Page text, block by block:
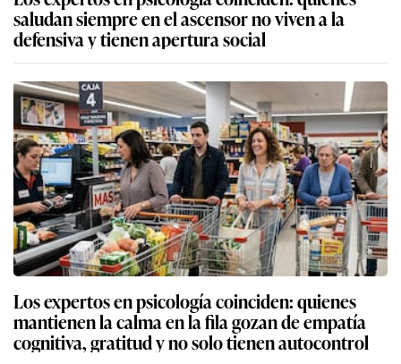
saludan siempre en el ascensor no viven a la
defensiva y tienen apertura social
Los expertos en psicología coinciden: quienes
mantienen la calma en la fila gozan de empatía
cognitiva, gratitud y no solo tienen autocontrol